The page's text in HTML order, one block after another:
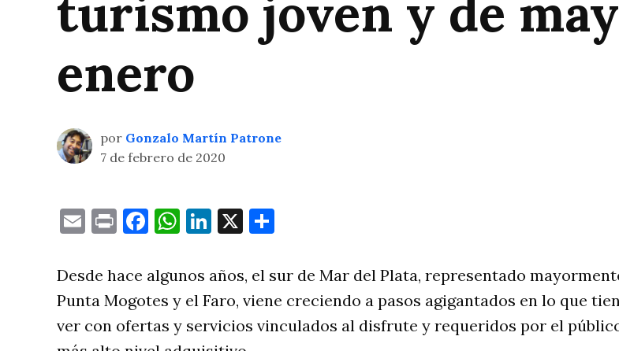
turismo joven y de
enero
por Gonzalo Martín Patrone
7 de febrero de 2020
EmailPrintFacebook
WhatsApp
LinkedIn
X
Desde hace algunos años, el sur de Mar del Plata, representado
Punta Mogotes y el Faro, viene creciendo a pasos agigantados en lo que
ver con ofertas y servicios vinculados al disfrute y requeridos por el